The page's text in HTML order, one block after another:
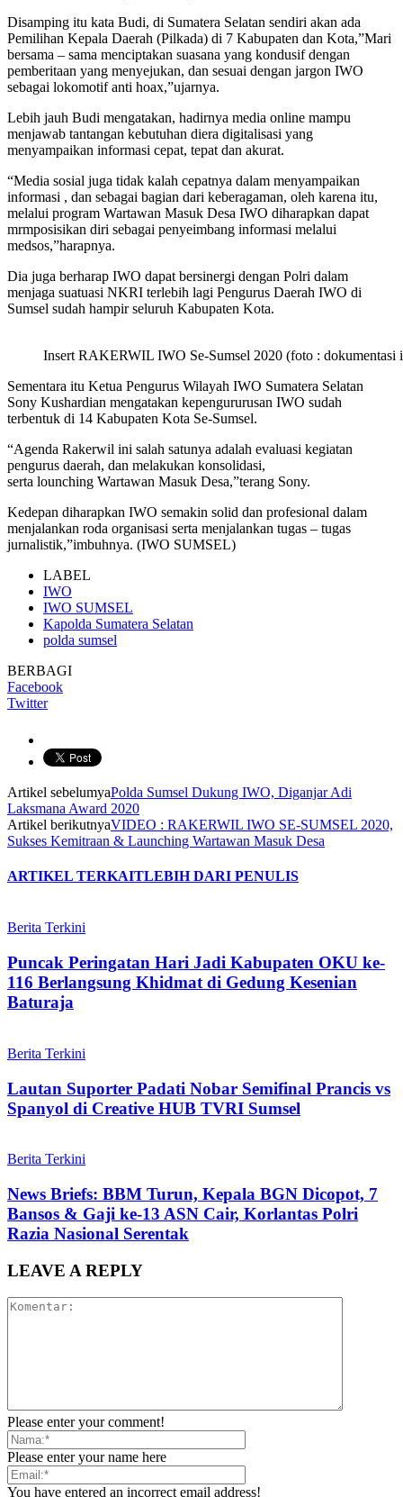
Disamping itu kata Budi, di Sumatera Selatan sendiri akan ada
Pemilihan Kepala Daerah (Pilkada) di 7 Kabupaten dan Kota,”Mari
bersama – sama menciptakan suasana yang kondusif dengan
pemberitaan yang menyejukan, dan sesuai dengan jargon IWO
sebagai lokomotif anti hoax,”ujarnya.
Lebih jauh Budi mengatakan, hadirnya media online mampu
menjawab tantangan kebutuhan diera digitalisasi yang
menyampaikan informasi cepat, tepat dan akurat.
“Media sosial juga tidak kalah cepatnya dalam menyampaikan
informasi , dan sebagai bagian dari keberagaman, oleh karena itu,
melalui program Wartawan Masuk Desa IWO diharapkan dapat
mrmposisikan diri sebagai penyeimbang informasi melalui
medsos,”harapnya.
Dia juga berharap IWO dapat bersinergi dengan Polri dalam
menjaga suatuasi NKRI terlebih lagi Pengurus Daerah IWO di
Sumsel sudah hampir seluruh Kabupaten Kota.
Insert RAKERWIL IWO Se-Sumsel 2020 (foto : dokumentasi
Sementara itu Ketua Pengurus Wilayah IWO Sumatera Selatan
Sony Kushardian mengatakan kepengururusan IWO sudah
terbentuk di 14 Kabupaten Kota Se-Sumsel.
“Agenda Rakerwil ini salah satunya adalah evaluasi kegiatan
pengurus daerah, dan melakukan konsolidasi,
serta lounching Wartawan Masuk Desa,”terang Sony.
Kedepan diharapkan IWO semakin solid dan profesional dalam
menjalankan roda organisasi serta menjalankan tugas – tugas
jurnalistik,”imbuhnya. (IWO SUMSEL)
LABEL
IWO
IWO SUMSEL
Kapolda Sumatera Selatan
polda sumsel
BERBAGI
Facebook
Twitter
Artikel sebelumyaPolda Sumsel Dukung IWO, Diganjar Adi
Laksmana Award 2020
Artikel berikutnyaVIDEO : RAKERWIL IWO SE-SUMSEL 2020,
Sukses Kemitraan & Launching Wartawan Masuk Desa
ARTIKEL TERKAITLEBIH DARI PENULIS
Berita Terkini
Puncak Peringatan Hari Jadi Kabupaten OKU ke-
116 Berlangsung Khidmat di Gedung Kesenian
Baturaja
Berita Terkini
Lautan Suporter Padati Nobar Semifinal Prancis vs
Spanyol di Creative HUB TVRI Sumsel
Berita Terkini
News Briefs: BBM Turun, Kepala BGN Dicopot, 7
Bansos & Gaji ke-13 ASN Cair, Korlantas Polri
Razia Nasional Serentak
LEAVE A REPLY
Please enter your comment!
Please enter your name here
You have entered an incorrect email address!